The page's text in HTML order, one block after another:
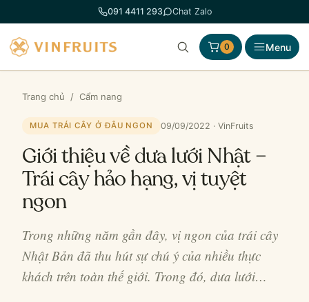
đến
phần
nội
dung
091 4411 293 Chat Zalo
0 Menu
Trang chủ / Cẩm nang
MUA TRÁI CÂY Ở ĐÂU NGON 09/09/2022 · VinFruits
Giới thiệu về dưa lưới Nhật –
Trái cây hảo hạng, vị tuyệt
ngon
Trong những năm gần đây, vị ngon của trái cây
Nhật Bản đã thu hút sự chú ý của nhiều thực
khách trên toàn thế giới. Trong đó, dưa lưới…